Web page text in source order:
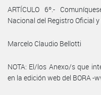
ARTÍCULO 6º.-
Nacional del Registro Oficial y
Marcelo Claudio Bellotti
NOTA: El/los Anexo/s que
en la edición web del BORA -